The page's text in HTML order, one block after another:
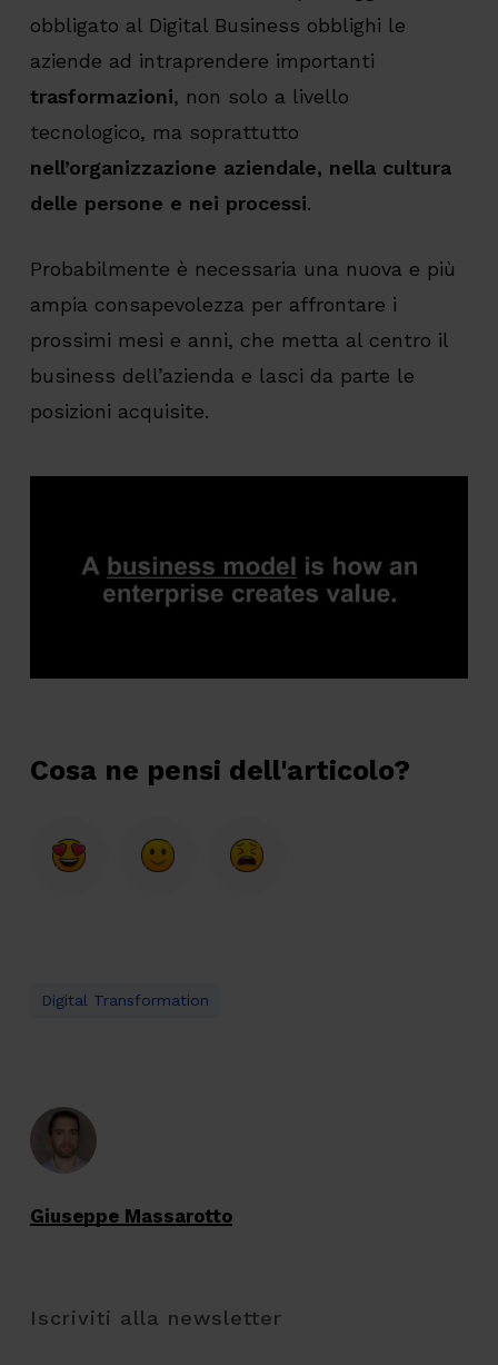
obbligato al Digital Business obblighi le
aziende ad intraprendere importanti
trasformazioni, non solo a livello
tecnologico, ma soprattutto
nell’organizzazione aziendale, nella cultura
delle persone e nei processi.
Probabilmente è necessaria una nuova e più
ampia consapevolezza per affrontare i
prossimi mesi e anni, che metta al centro il
business dell’azienda e lasci da parte le
posizioni acquisite.
Cosa ne pensi dell'articolo?
Digital Transformation
Giuseppe Massarotto
Iscriviti alla newsletter